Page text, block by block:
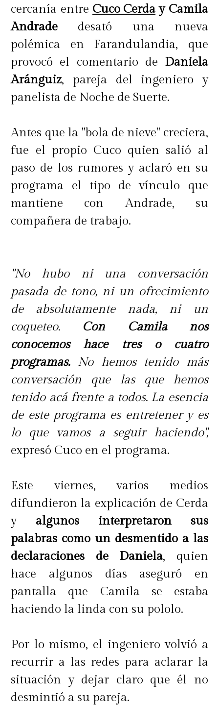
cercanía entre Cuco Cerday Camila
Andrade desató una nueva
polémica en Farandulandia, que
provocó el comentario de Daniela
Aránguiz, pareja del ingeniero y
panelista de Noche de Suerte.
Antes que la "bola de nieve" creciera,
fue el propio Cuco quien salió al
paso de los rumores y aclaró en su
programa el tipo de vínculo que
mantiene con Andrade, su
compañera de trabajo.
"No hubo ni una conversación
pasada de tono, ni un ofrecimiento
de absolutamente nada, ni un
coqueteo. Con Camila nos
conocemos hace tres o cuatro
programas.No hemos tenido más
conversación que las que hemos
tenido acá frente a todos. La esencia
de este programa es entretener y es
lo que vamos a seguir haciendo",
expresó Cuco en el programa.
Este viernes, varios medios
difundieron la explicación de Cerda
yalgunos interpretaron sus
palabras como un desmentido a las
declaraciones de Daniela, quien
hace algunos días aseguró en
pantalla que Camila se estaba
haciendo la linda con su pololo.
Por lo mismo, el ingeniero volvió a
recurrir a las redes para aclarar la
situación y dejar claro que él no
desmintió a su pareja.